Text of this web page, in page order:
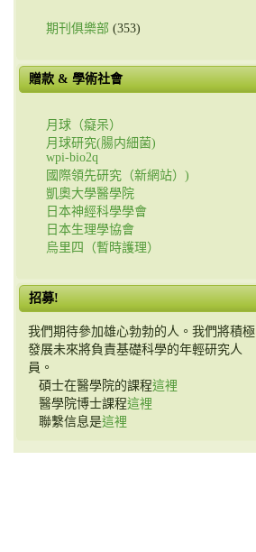
期刊俱樂部 (353)
贈款 & 學術社會
月球（癡呆）
月球研究(腸内細菌)
wpi-bio2q
國際領先研究（新網站）)
凱奧大學醫學院
日本神經科學學會
日本生理學協會
烏里四（暫時護理）
招募!
我們期待參加雄心勃勃的人。我們將積極
發展未來將負責基礎科學的年輕研究人
員。
碩士在醫學院的課程這裡
醫學院博士課程這裡
聯繫信息是這裡